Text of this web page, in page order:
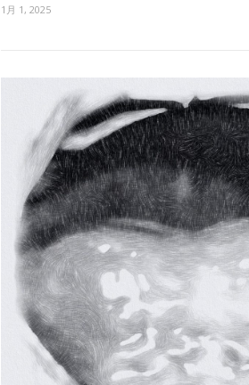
1月 1, 2025